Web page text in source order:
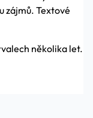
zájmů. Textové
několika let.